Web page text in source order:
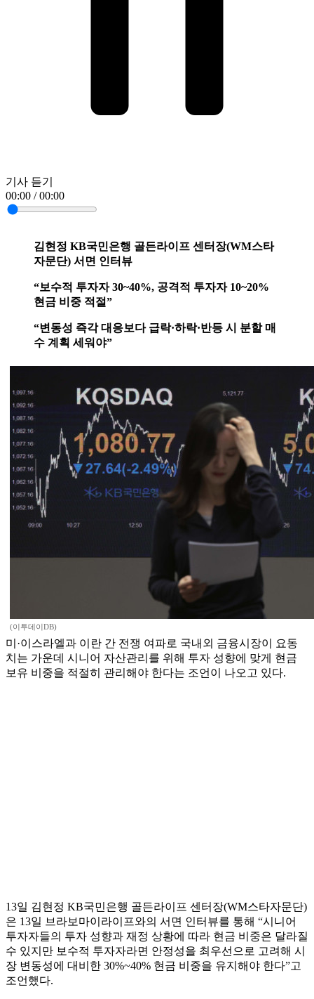
기사 듣기
00:00 / 00:00
김현정 KB국민은행 골든라이프 센터장(WM스타
자문단) 서면 인터뷰
“보수적 투자자 30~40%, 공격적 투자자 10~20%
현금 비중 적절”
“변동성 즉각 대응보다 급락·하락·반등 시 분할 매
수 계획 세워야”
(이투데이DB)
미·이스라엘과 이란 간 전쟁 여파로 국내외 금융시장이 요동
치는 가운데 시니어 자산관리를 위해 투자 성향에 맞게 현금
보유 비중을 적절히 관리해야 한다는 조언이 나오고 있다.
13일 김현정 KB국민은행 골든라이프 센터장(WM스타자문단)
은 13일 브라보마이라이프와의 서면 인터뷰를 통해 “시니어
투자자들의 투자 성향과 재정 상황에 따라 현금 비중은 달라질
수 있지만 보수적 투자자라면 안정성을 최우선으로 고려해 시
장 변동성에 대비한 30%~40% 현금 비중을 유지해야 한다”고
조언했다.